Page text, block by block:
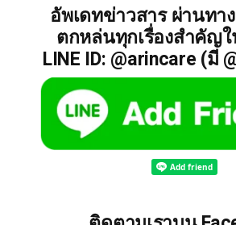
อัพเดทข่าวสาร ผ่านทาง
ตกหล่นทุกเรื่องสำคัญใ
LINE ID: @arincare (มี